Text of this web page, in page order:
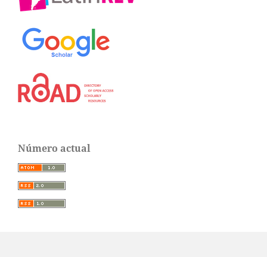
Número actual